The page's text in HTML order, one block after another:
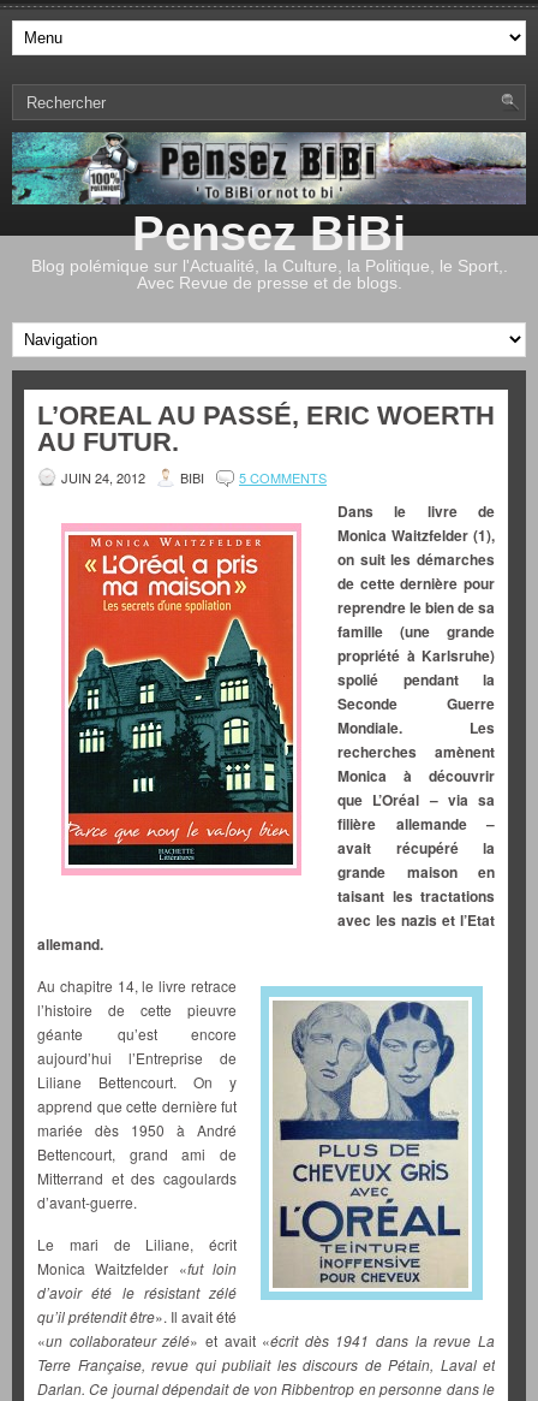
Pensez BiBi
Blog polémique sur l'Actualité, la Culture, la Politique, le Sport,.
Avec Revue de presse et de blogs.
L’OREAL AU PASSÉ, ERIC WOERTH
AU FUTUR.
JUIN 24, 2012 BIBI 5 COMMENTS
Dans le livre de
Monica Waitzfelder (1),
on suit les démarches
de cette dernière pour
reprendre le bien de sa
famille (une grande
propriété à Karlsruhe)
spolié pendant la
Seconde Guerre
Mondiale. Les
recherches amènent
Monica à découvrir
que L’Oréal – via sa
filière allemande –
avait récupéré la
grande maison en
taisant les tractations
avec les nazis et l’Etat
allemand.
Au chapitre 14, le livre retrace
l’histoire de cette pieuvre
géante qu’est encore
aujourd’hui l’Entreprise de
Liliane Bettencourt. On y
apprend que cette dernière fut
mariée dès 1950 à André
Bettencourt, grand ami de
Mitterrand et des cagoulards
d’avant-guerre.
Le mari de Liliane, écrit
Monica Waitzfelder «fut loin
d’avoir été le résistant zélé
qu’il prétendit être». Il avait été
«un collaborateur zélé» et avait «écrit dès 1941 dans la revue La
Terre Française, revue qui publiait les discours de Pétain, Laval et
Darlan. Ce journal dépendait de von Ribbentrop en personne dans le